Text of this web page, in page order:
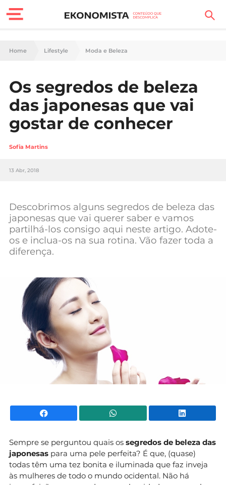
Finanças Pessoais
Carreira
Casa
Lifestyle
Sociedade
Negócios
Mundial 2026
Home Lifestyle Moda e Beleza
Os segredos de beleza
das japonesas que vai
gostar de conhecer
Sofia Martins
13 Abr, 2018
Descobrimos alguns segredos de beleza das
japonesas que vai querer saber e vamos
partilhá-los consigo aqui neste artigo. Adote-
os e inclua-os na sua rotina. Vão fazer toda a
diferença.
Facebook WhatsApp
Sempre se perguntou quais os segredos de beleza das
japonesas para uma pele perfeita? É que, (quase)
todas têm uma tez bonita e iluminada que faz inveja
às mulheres de todo o mundo ocidental. Não há